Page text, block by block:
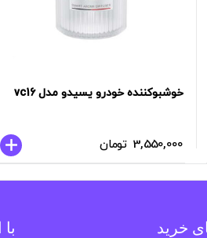
خوشبوکننده خودرو یسیدو مدل vc16
3,550,000 تومان
خرید